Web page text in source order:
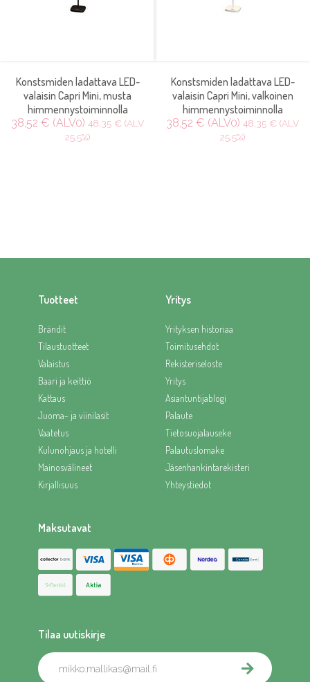
Konstsmiden ladattava LED-
valaisin Capri Mini, musta
himmennystoiminnolla
38,52 € (ALV0) 48,35 € (ALV
25.5%)
Konstsmiden ladattava LED-
valaisin Capri Mini, valkoinen
himmennystoiminnolla
38,52 € (ALV0) 48,35 € (ALV
25.5%)
Tuotteet
Brändit
Tilaustuotteet
Valaistus
Baari ja keittiö
Kattaus
Juoma- ja viinilasit
Vaatetus
Kulunohjaus ja hotelli
Mainosvälineet
Kirjallisuus
Yritys
Yrityksen historiaa
Toimitusehdot
Rekisteriseloste
Yritys
Asiantuntijablogi
Palaute
Tietosuojalauseke
Palautuslomake
Jäsenhankintarekisteri
Yhteystiedot
Maksutavat
Tilaa uutiskirje